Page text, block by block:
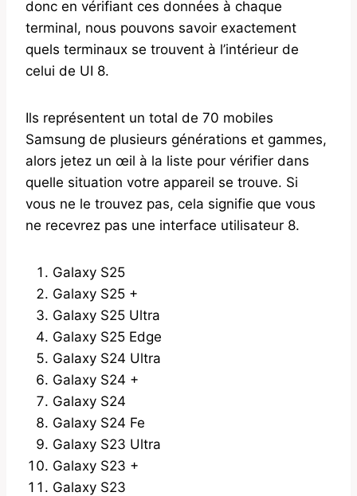
donc en vérifiant ces données à chaque
terminal, nous pouvons savoir exactement
quels terminaux se trouvent à l’intérieur de
celui de UI 8.
Ils représentent un total de 70 mobiles
Samsung de plusieurs générations et gammes,
alors jetez un œil à la liste pour vérifier dans
quelle situation votre appareil se trouve. Si
vous ne le trouvez pas, cela signifie que vous
ne recevrez pas une interface utilisateur 8.
Galaxy S25
Galaxy S25 +
Galaxy S25 Ultra
Galaxy S25 Edge
Galaxy S24 Ultra
Galaxy S24 +
Galaxy S24
Galaxy S24 Fe
Galaxy S23 Ultra
Galaxy S23 +
Galaxy S23